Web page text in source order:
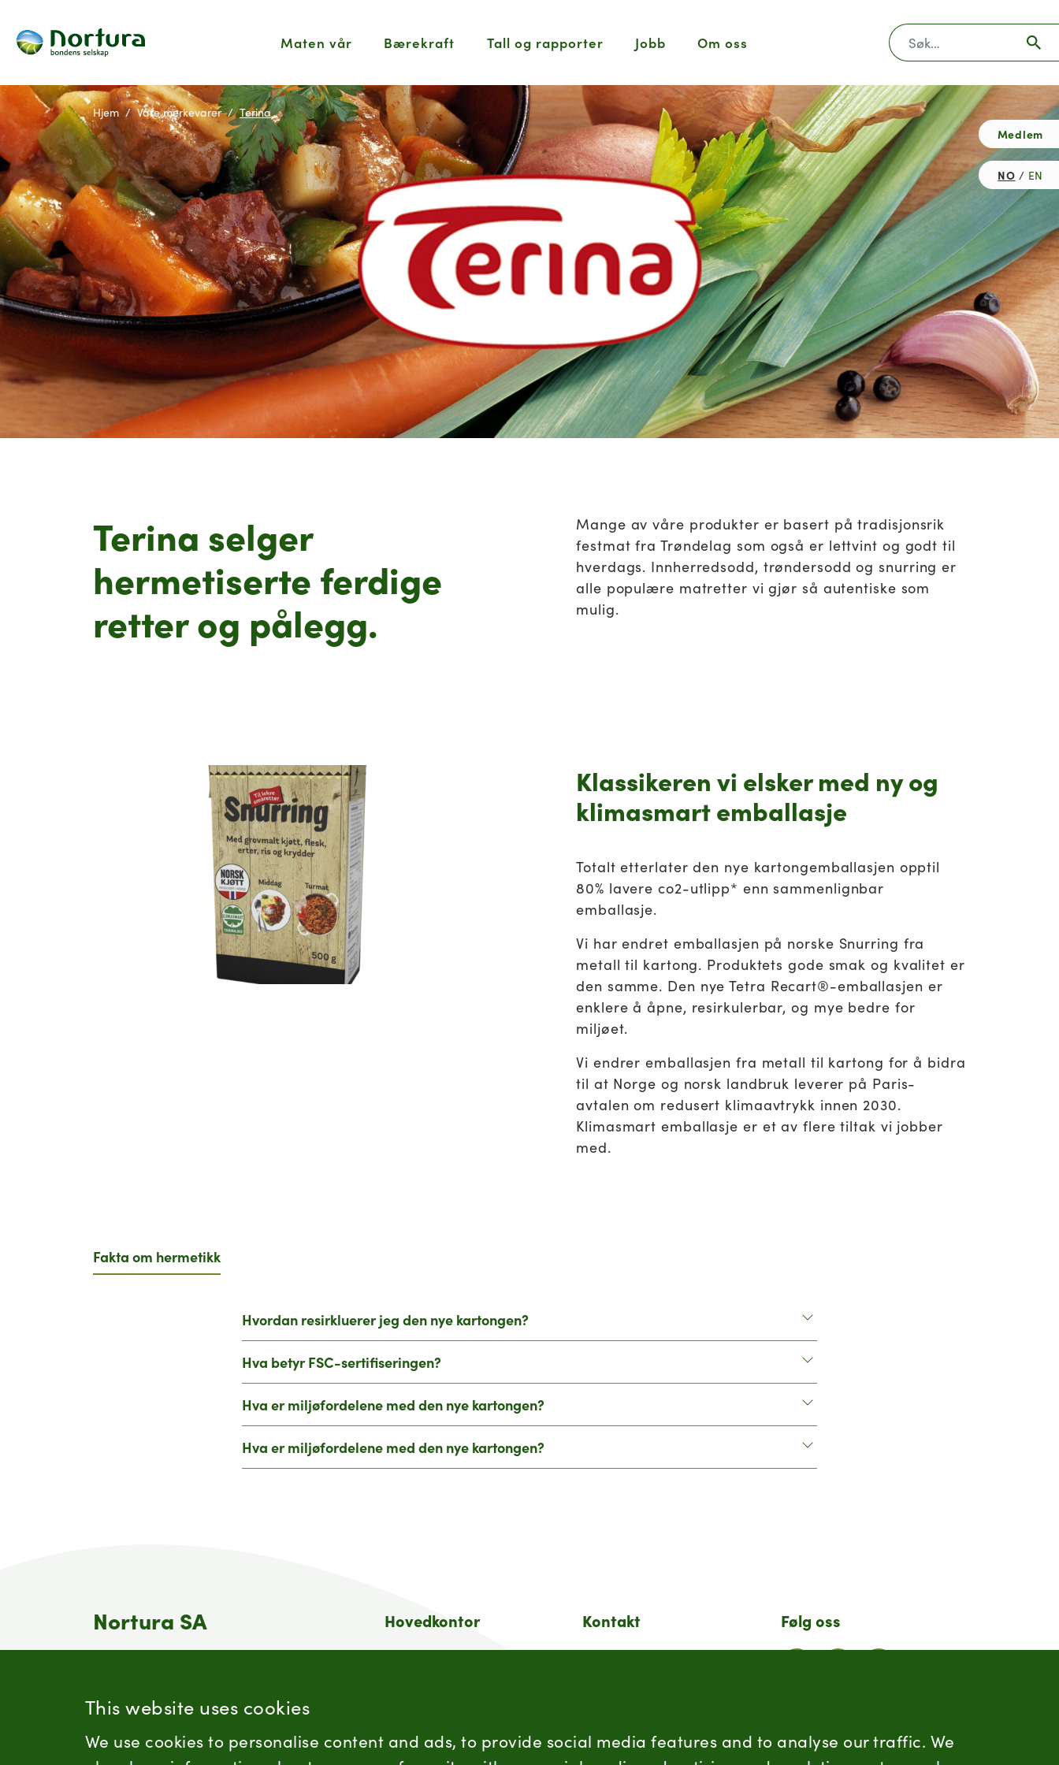
This website uses cookies
We use cookies to personalise content and ads, to provide social media features and to analyse our traffic. We
Maten vår Bærekraft Tall og rapporter Jobb Om oss Søk
Medlem
NO EN
Hjem Våre merkevarer Terina
Terina selger
hermetiserte ferdige
retter og pålegg.
Mange av våre produkter er basert på tradisjonsrik
festmat fra Trøndelag som også er lettvint og godt til
hverdags. Innherredsodd, trøndersodd og snurring er
alle populære matretter vi gjør så autentiske som
mulig.
Klassikeren vi elsker med ny og
klimasmart emballasje
Totalt etterlater den nye kartongemballasjen opptil
80% lavere co2-utlipp* enn sammenlignbar
emballasje.
Vi har endret emballasjen på norske Snurring fra
metall til kartong. Produktets gode smak og kvalitet er
den samme. Den nye Tetra Recart®-emballasjen er
enklere å åpne, resirkulerbar, og mye bedre for
miljøet.
Vi endrer emballasjen fra metall til kartong for å bidra
til at Norge og norsk landbruk leverer på Paris-
avtalen om redusert klimaavtrykk innen 2030.
Klimasmart emballasje er et av flere tiltak vi jobber
med.
Fakta om hermetikk
Hvordan resirkluerer jeg den nye kartongen?
Hva betyr FSC-sertifiseringen?
Hva er miljøfordelene med den nye kartongen?
Hva er miljøfordelene med den nye kartongen?
Nortura SA
eget selskap og et samvirke som eies
av omlag 15 200 norske bønder.
Hovedkontor
0191 Oslo
Kontakt Følg oss